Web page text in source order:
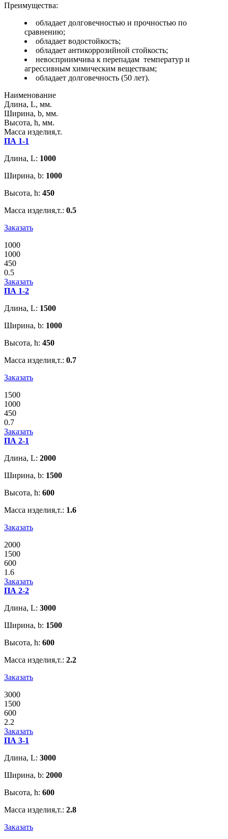
Преимущества:
обладает долговечностью и прочностью по
сравнению;
обладает водостойкость;
обладает антикоррозийной стойкость;
невосприимчива к перепадам температур и
агрессивным химическим веществам;
обладает долговечность (50 лет).
Наименование
Длина, L, мм.
Ширина, b, мм.
Высота, h, мм.
Масса изделия,т.
ПА 1-1
Длина, L: 1000
Ширина, b: 1000
Высота, h: 450
Масса изделия,т.: 0.5
Заказать
1000
1000
450
0.5
Заказать
ПА 1-2
Длина, L: 1500
Ширина, b: 1000
Высота, h: 450
Масса изделия,т.: 0.7
Заказать
1500
1000
450
0.7
Заказать
ПА 2-1
Длина, L: 2000
Ширина, b: 1500
Высота, h: 600
Масса изделия,т.: 1.6
Заказать
2000
1500
600
1.6
Заказать
ПА 2-2
Длина, L: 3000
Ширина, b: 1500
Высота, h: 600
Масса изделия,т.: 2.2
Заказать
3000
1500
600
2.2
Заказать
ПА 3-1
Длина, L: 3000
Ширина, b: 2000
Высота, h: 600
Масса изделия,т.: 2.8
Заказать